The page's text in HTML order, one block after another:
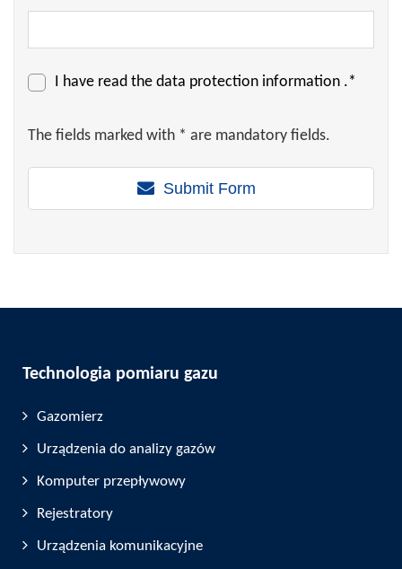
I have read the data protection information .*
The fields marked with * are mandatory fields.
Submit Form
Technologia pomiaru gazu
Gazomierz
Urządzenia do analizy gazów
Komputer przepływowy
Rejestratory
Urządzenia komunikacyjne